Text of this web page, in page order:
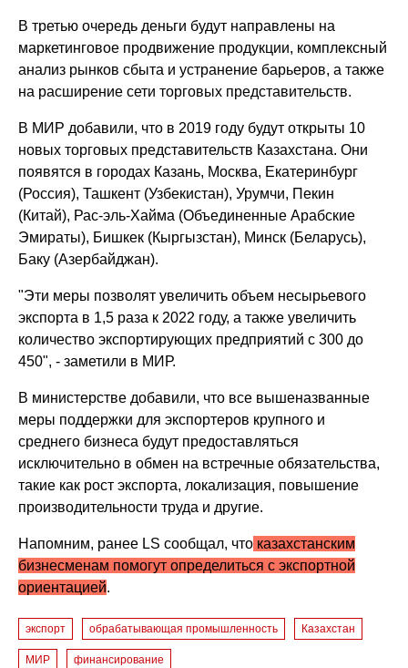
В третью очередь деньги будут направлены на
маркетинговое продвижение продукции, комплексный
анализ рынков сбыта и устранение барьеров, а также
на расширение сети торговых представительств.
В МИР добавили, что в 2019 году будут открыты 10
новых торговых представительств Казахстана. Они
появятся в городах Казань, Москва, Екатеринбург
(Россия), Ташкент (Узбекистан), Урумчи, Пекин
(Китай), Рас-эль-Хайма (Объединенные Арабские
Эмираты), Бишкек (Кыргызстан), Минск (Беларусь),
Баку (Азербайджан).
"Эти меры позволят увеличить объем несырьевого
экспорта в 1,5 раза к 2022 году, а также увеличить
количество экспортирующих предприятий с 300 до
450", - заметили в МИР.
В министерстве добавили, что все вышеназванные
меры поддержки для экспортеров крупного и
среднего бизнеса будут предоставляться
исключительно в обмен на встречные обязательства,
такие как рост экспорта, локализация, повышение
производительности труда и другие.
Напомним, ранее LS сообщал, что казахстанским
бизнесменам помогут определиться с экспортной
ориентацией.
экспорт обрабатывающая промышленность Казахстан
МИР финансирование